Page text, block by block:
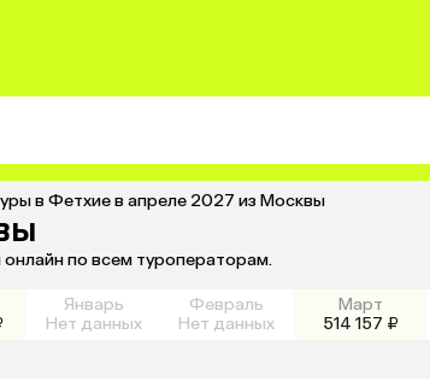
в Фетхие в апреле 2027 из Москвы
по всем туроператорам.
Январь
Нет данных
Февраль
Нет данных
Март
514 157 ₽